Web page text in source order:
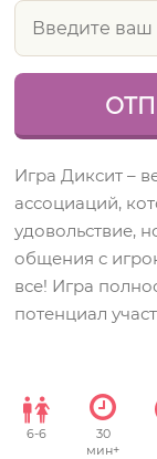
Игра Диксит –
ассоциаций,
удовольствие,
общения с
все! Игра
потенциал
6-6
30
мин+